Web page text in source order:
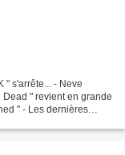
" s'arrête... - Neve
" revient en grande
" - Les dernières